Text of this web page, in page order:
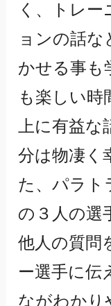
く、トレ
ョンの話な
かせる事も
も楽しい時
上に有益
分は物凄く
た、パラト
の３人の選
他人の質問
ー選手に伝
ながわかり